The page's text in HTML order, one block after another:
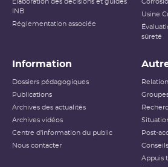
Élaboration des décisions et guides
INB
Réglementation associée
Usine
sûreté
Information
Dossiers pédagogiques
Publications
Archives des actualités
Archives vidéos
Centre d'information du public
Nous contacter
Post-
Appuis